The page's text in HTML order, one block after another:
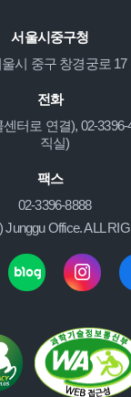
서울시중구청
울시 중구 창경궁로 17
전화
센터로 연결), 02-
직실)
팩스
02-3396-8888
Office. ALL